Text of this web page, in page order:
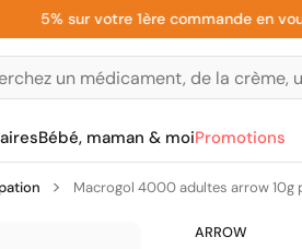
5% sur votre 1ère commande en vous
Bébé, maman & moiPromotions
Macrogol 4000 adultes arrow 10g